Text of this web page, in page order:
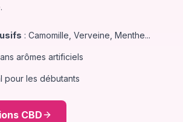
: Camomille, Verveine, Menthe...
arômes artificiels
pour les débutants
CBD